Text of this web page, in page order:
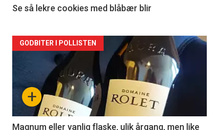
2
Se så lekre cookies med blåbær blir
Forsiden
akkurat
nå+
GODBITER I POLLISTEN
Magnum eller vanlig flaske, ulik årgang, men like